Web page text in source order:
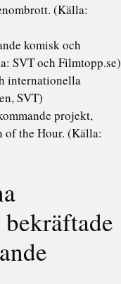
(Källa:
komisk och
SVT och Filmtopp.se)
internationella
SVT)
projekt,
of the Hour. (Källa: